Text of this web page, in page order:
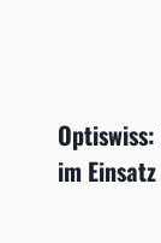
im Einsatz